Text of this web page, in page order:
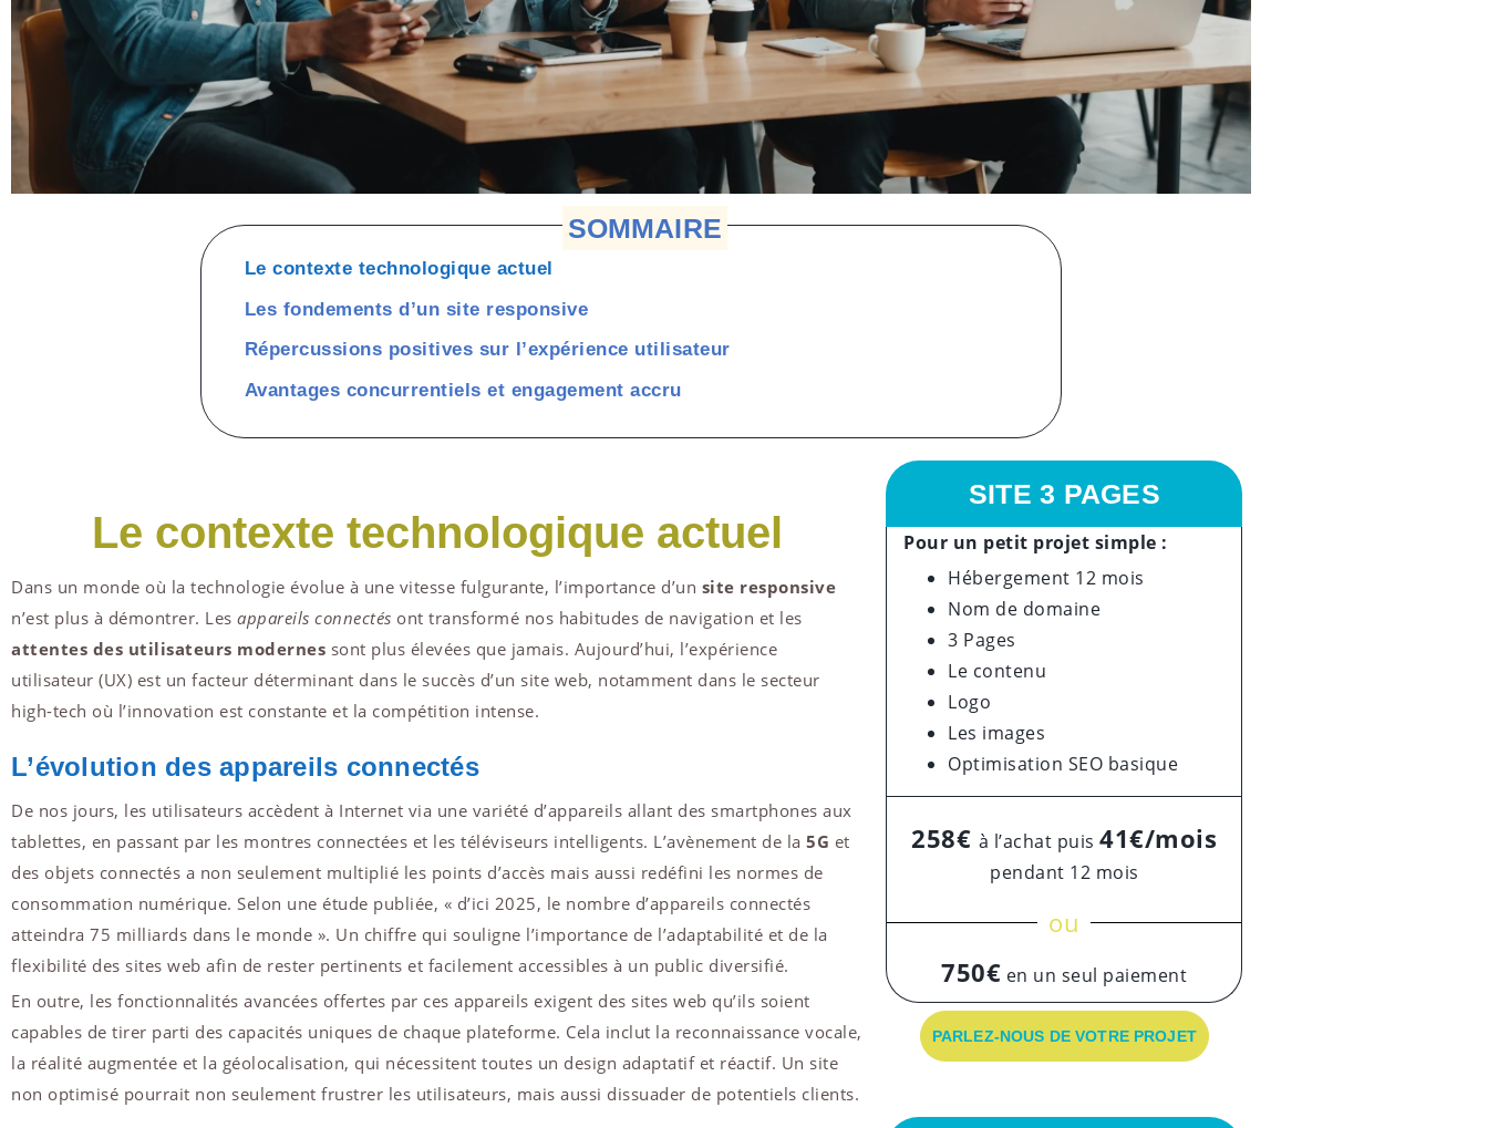
SOMMAIRE
Le contexte technologique actuel
Les fondements d’un site responsive
Répercussions positives sur l’expérience utilisateur
Avantages concurrentiels et engagement accru
Le contexte technologique actuel
Dans un monde où la technologie évolue à une vitesse fulgurante, l’importance d’un site responsive
n’est plus à démontrer. Les appareils connectés ont transformé nos habitudes de navigation et les
attentes des utilisateurs modernes sont plus élevées que jamais. Aujourd’hui, l’expérience
utilisateur (UX) est un facteur déterminant dans le succès d’un site web, notamment dans le secteur
high-tech où l’innovation est constante et la compétition intense.
L’évolution des appareils connectés
De nos jours, les utilisateurs accèdent à Internet via une variété d’appareils allant des smartphones aux
tablettes, en passant par les montres connectées et les téléviseurs intelligents. L’avènement de la 5G et
des objets connectés a non seulement multiplié les points d’accès mais aussi redéfini les normes de
consommation numérique. Selon une étude publiée, « d’ici 2025, le nombre d’appareils connectés
atteindra 75 milliards dans le monde ». Un chiffre qui souligne l’importance de l’adaptabilité et de la
flexibilité des sites web afin de rester pertinents et facilement accessibles à un public diversifié.
En outre, les fonctionnalités avancées offertes par ces appareils exigent des sites web qu’ils soient
capables de tirer parti des capacités uniques de chaque plateforme. Cela inclut la reconnaissance vocale,
la réalité augmentée et la géolocalisation, qui nécessitent toutes un design adaptatif et réactif. Un site
non optimisé pourrait non seulement frustrer les utilisateurs, mais aussi dissuader de potentiels clients.
SITE 3 PAGES
Pour un petit projet simple :
Hébergement 12 mois
Nom de domaine
3 Pages
Le contenu
Logo
Les images
Optimisation SEO basique
258€ à l’achat puis41€/mois
pendant 12 mois
ou
750€ en un seul paiement
PARLEZ-NOUS DE VOTRE PROJET